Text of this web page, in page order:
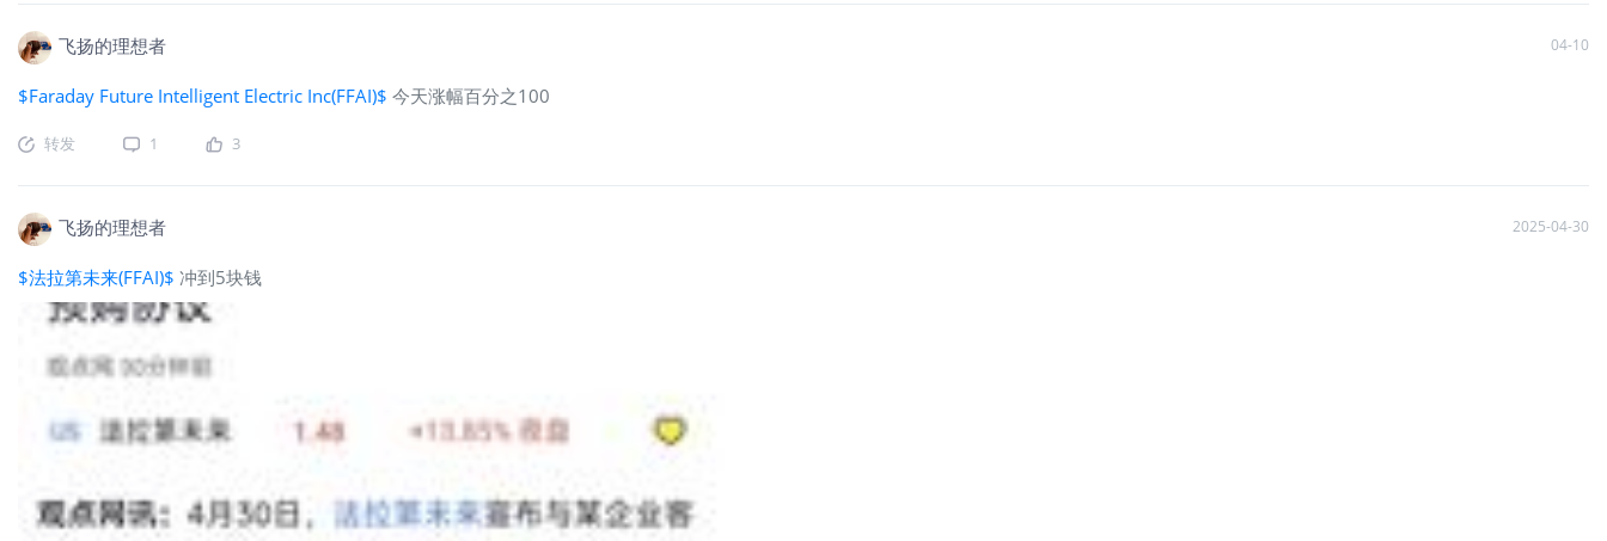
飞扬的理想者 04-10
$Faraday Future Intelligent Electric Inc(FFAI)$ 今天涨幅百分之100
转发 1 3
飞扬的理想者 2025-04-30
$法拉第未来(FFAI)$ 冲到5块钱